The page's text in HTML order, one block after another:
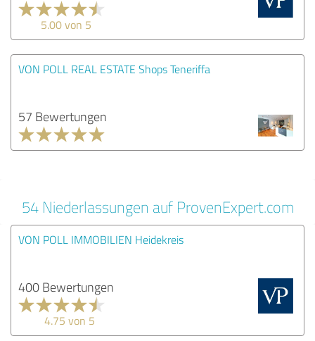
5.00 von 5
VON POLL REAL ESTATE Shops Teneriffa
57 Bewertungen
54 Niederlassungen auf ProvenExpert.com
VON POLL IMMOBILIEN Heidekreis
400 Bewertungen
4.75 von 5